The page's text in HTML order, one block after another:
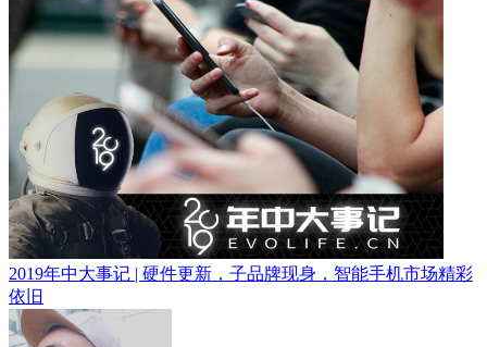
2019年中大事记 | 硬件更新，子品牌现身，智能手机市场精彩
依旧